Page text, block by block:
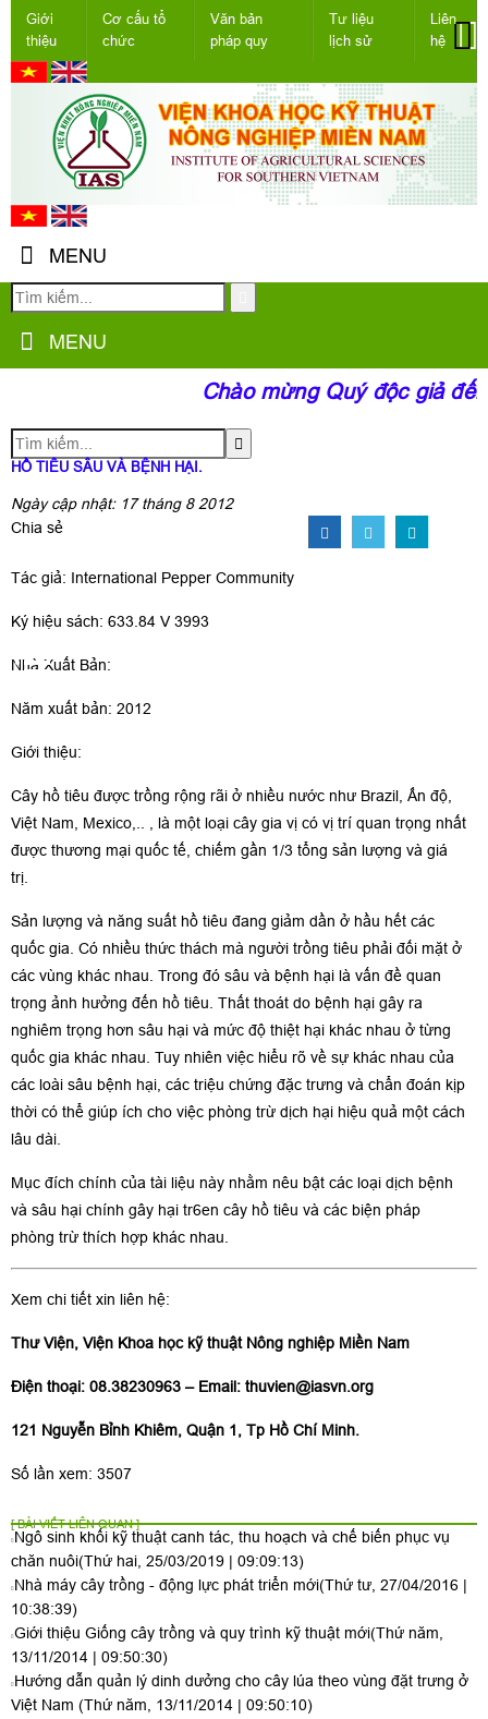
Giới
thiệu
Cơ cấu tổ
chức
Văn bản
pháp quy
Tư liệu
lịch sử
Liên
hệ
MENU
MENU
Chào mừng Quý độc giả
HỒ TIÊU SÂU VÀ BỆNH HẠI.
Ngày cập nhật: 17 tháng 8 2012
Chia sẻ
Tác giả: International Pepper Community
Ký hiệu sách: 633.84 V 3993
Nhà Xuất Bản:
Năm xuất bản: 2012
Giới thiệu:
Cây hồ tiêu được trồng rộng rãi ở nhiều nước như Brazil, Ấn độ,
Việt Nam, Mexico,.. , là một loại cây gia vị có vị trí quan trọng nhất
được thương mại quốc tế, chiếm gần 1/3 tổng sản lượng và giá
trị.
Sản lượng và năng suất hồ tiêu đang giảm dần ở hầu hết các
quốc gia. Có nhiều thức thách mà người trồng tiêu phải đối mặt ở
các vùng khác nhau. Trong đó sâu và bệnh hại là vấn đề quan
trọng ảnh hưởng đến hồ tiêu. Thất thoát do bệnh hại gây ra
nghiêm trọng hơn sâu hại và mức độ thiệt hại khác nhau ở từng
quốc gia khác nhau. Tuy nhiên việc hiểu rõ về sự khác nhau của
các loài sâu bệnh hại, các triệu chứng đặc trưng và chẩn đoán kịp
thời có thể giúp ích cho việc phòng trừ dịch hại hiệu quả một cách
lâu dài.
Mục đích chính của tài liệu này nhằm nêu bật các loại dịch bệnh
và sâu hại chính gây hại tr6en cây hồ tiêu và các biện pháp
phòng trừ thích hợp khác nhau.
Xem chi tiết xin liên hệ:
Thư Viện, Viện Khoa học kỹ thuật Nông nghiệp Miền Nam
Điện thoại: 08.38230963 – Email: thuvien@iasvn.org
121 Nguyễn Bỉnh Khiêm, Quận 1, Tp Hồ Chí Minh.
Số lần xem: 3507
[ BÀI VIẾT LIÊN QUAN ]
Ngô sinh khối kỹ thuật canh tác, thu hoạch và chế biến phục vụ
chăn nuôi(Thứ hai, 25/03/2019 | 09:09:13)
Nhà máy cây trồng - động lực phát triển mới(Thứ tư, 27/04/2016 |
10:38:39)
Giới thiệu Giống cây trồng và quy trình kỹ thuật mới(Thứ năm,
13/11/2014 | 09:50:30)
Hướng dẫn quản lý dinh dưởng cho cây lúa theo vùng đặt trưng ở
Việt Nam (Thứ năm, 13/11/2014 | 09:50:10)